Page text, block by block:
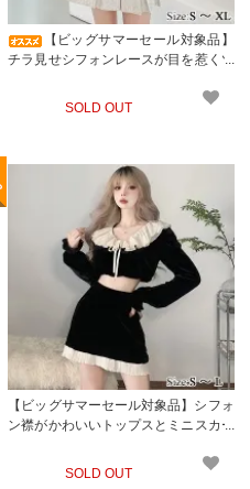
【ビッグサマーセール対象品】
チラ見せシフォンレースが目を惹くツ
レス・CABARETDRESS)
SOLD OUT
【ビッグサマーセール対象品】シフォ
ン襟がかわいいトップスとミニスカー
ス・CABARETDRESS)
SOLD OUT